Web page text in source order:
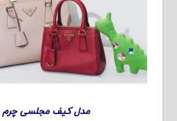
مدل کیف مجلسی چرم